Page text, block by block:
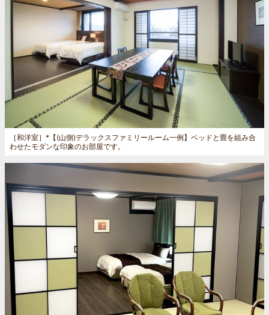
［和洋室］ *【(山側)デラックスファミリールーム一例】ベッドと畳を組み合
わせたモダンな印象のお部屋です。